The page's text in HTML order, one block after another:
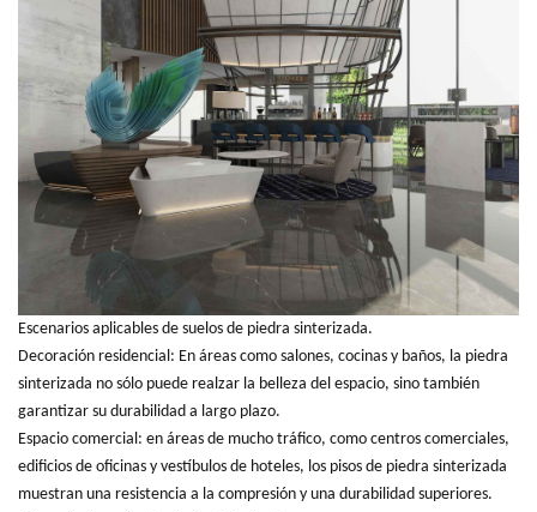
Escenarios aplicables de suelos de piedra sinterizada.
Decoración residencial: En áreas como salones, cocinas y baños, la piedra
sinterizada no sólo puede realzar la belleza del espacio, sino también
garantizar su durabilidad a largo plazo.
Espacio comercial: en áreas de mucho tráfico, como centros comerciales,
edificios de oficinas y vestíbulos de hoteles, los pisos de piedra sinterizada
muestran una resistencia a la compresión y una durabilidad superiores.